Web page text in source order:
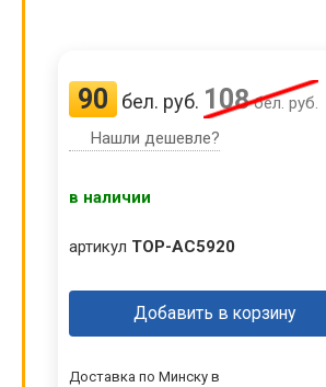
90 бел. руб. 108бел. руб.
Нашли дешевле?
в наличии
артикул TOP-AC5920
Добавить в корзину
Доставка по Минску в